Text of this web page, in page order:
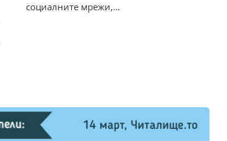
социалните мрежи,…